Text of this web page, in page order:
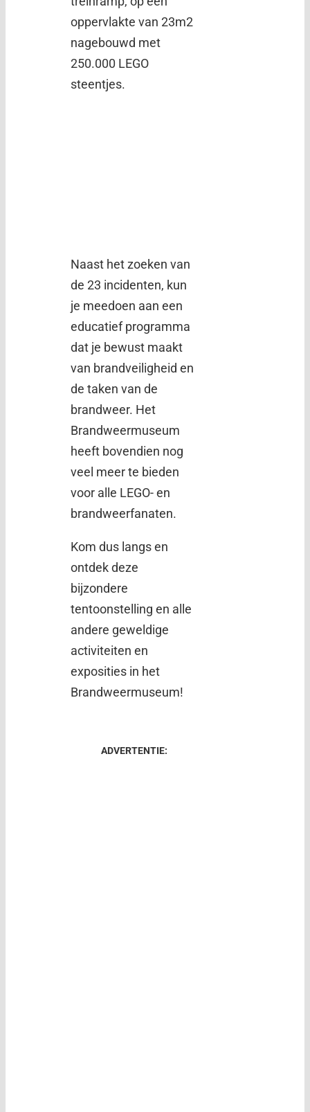
oppervlakte van 23m2
nagebouwd met
250.000 LEGO
steentjes.
Naast het zoeken van
de 23 incidenten, kun
je meedoen aan een
educatief programma
dat je bewust maakt
van brandveiligheid en
de taken van de
brandweer. Het
Brandweermuseum
heeft bovendien nog
veel meer te bieden
voor alle LEGO- en
brandweerfanaten.
Kom dus langs en
ontdek deze
bijzondere
tentoonstelling en alle
andere geweldige
activiteiten en
exposities in het
Brandweermuseum!
ADVERTENTIE: